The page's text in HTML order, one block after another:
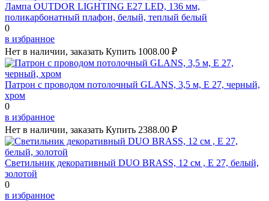
Лампа OUTDOR LIGHTING Е27 LED, 136 мм,
поликарбонатный плафон, белый, теплый белый
0
в избранное
Нет в наличии, заказать Купить 1008.00 ₽
Патрон с проводом потолочный GLANS, 3,5 м, Е 27, черный,
хром
0
в избранное
Нет в наличии, заказать Купить 2388.00 ₽
Светильник декоративный DUO BRASS, 12 см , Е 27, белый,
золотой
0
в избранное